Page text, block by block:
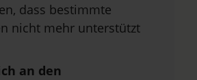
dass bestimmte
nicht mehr unterstützt
an den